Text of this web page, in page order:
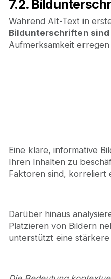
7.2.
Während Alt-Text in
Bildunterschriften
Aufmerksamkeit
Eine klare, informative
Ihren Inhalten zu
Faktoren sind, korreliert
Darüber hinaus
Platzieren von Bildern
unterstützt eine stärkere